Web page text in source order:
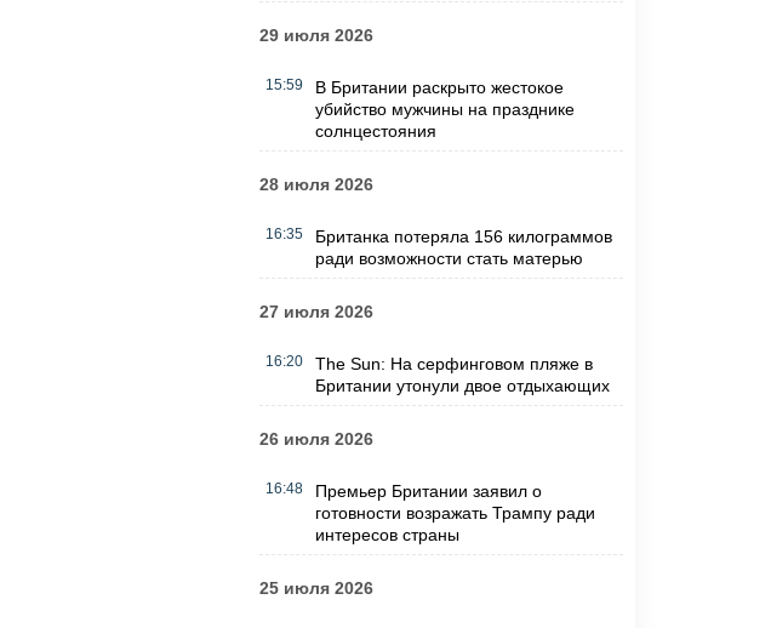
29 июля 2026
15:59
В Британии раскрыто жестокое
убийство мужчины на празднике
солнцестояния
28 июля 2026
16:35
Британка потеряла 156 килограммов
ради возможности стать матерью
27 июля 2026
16:20
The Sun: На серфинговом пляже в
Британии утонули двое отдыхающих
26 июля 2026
16:48
Премьер Британии заявил о
готовности возражать Трампу ради
интересов страны
25 июля 2026